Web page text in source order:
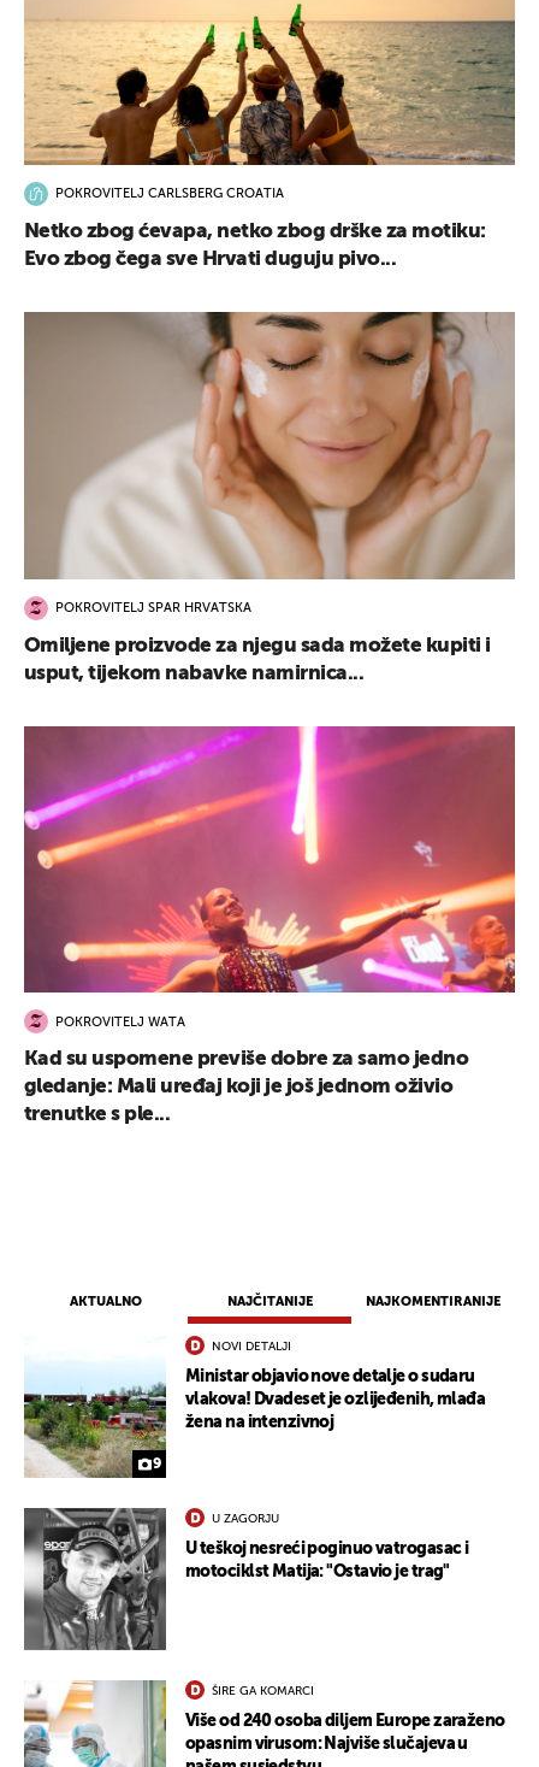
AKTUALNO NAJČITANIJE NAJKOMENTIRANIJE
9
NOVI DETALJI
Ministar objavio nove detalje o sudaru
vlakova! Dvadeset je ozlijeđenih, mlađa
žena na intenzivnoj
U ZAGORJU
U teškoj nesreći poginuo vatrogasac i
motociklst Matija: "Ostavio je trag"
ŠIRE GA KOMARCI
Više od 240 osoba diljem Europe zaraženo
opasnim virusom: Najviše slučajeva u
POKROVITELJ CARLSBERG CROATIA
Netko zbog ćevapa, netko zbog drške za motiku:
Evo zbog čega sve Hrvati duguju pivo...
POKROVITELJ SPAR HRVATSKA
Omiljene proizvode za njegu sada možete kupiti i
usput, tijekom nabavke namirnica...
POKROVITELJ WATA
Kad su uspomene previše dobre za samo jedno
gledanje: Mali uređaj koji je još jednom oživio
trenutke s ple...